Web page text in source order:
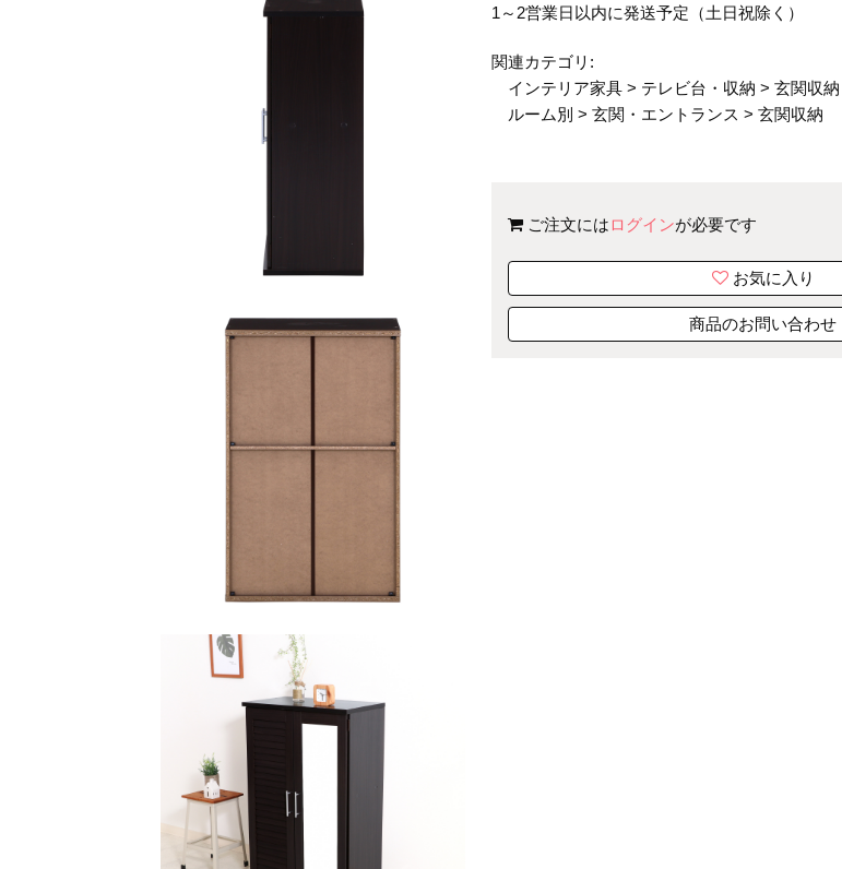
1～2営業日以内に発送予定（土日祝除く）
関連カテゴリ:
インテリア家具 > テレビ台・収納 >玄関収納
ルーム別 >玄関・エントランス >玄関収納
ご注文にはログインが必要です
お気に入り
商品のお問い合わせ